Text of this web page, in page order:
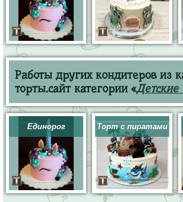
Работы других кондитеров из
торты.сайт категории «Детские
Единорог Торт с пиратами